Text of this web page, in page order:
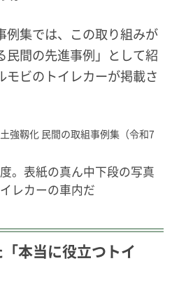
例集では、この取り組みが
民間の先進事例」として紹
モビのトイレカーが掲載さ
。表紙の真ん中下段の写真
レカーの車内だ
本当に役立つトイ